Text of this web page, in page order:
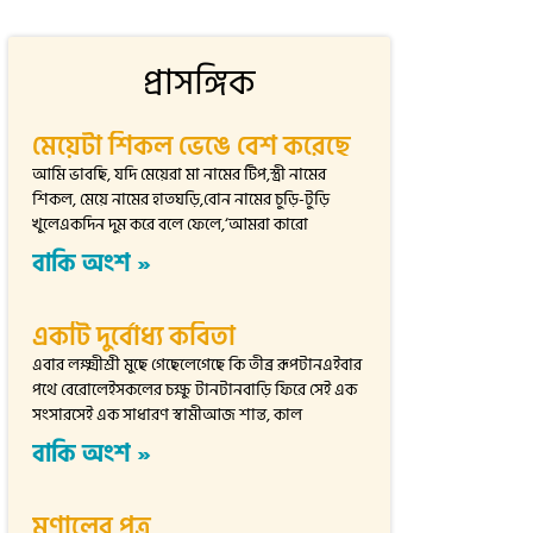
প্রাসঙ্গিক
মেয়েটা শিকল ভেঙে বেশ করেছে
আমি ভাবছি, যদি মেয়েরা মা নামের টিপ,স্ত্রী নামের
শিকল, মেয়ে নামের হাতঘড়ি,বোন নামের চুড়ি-টুড়ি
খুলেএকদিন দুম করে বলে ফেলে,‘আমরা কারো
বাকি অংশ »
একটি দুর্বোধ্য কবিতা
এবার লক্ষ্মীশ্রী মুছে গেছেলেগেছে কি তীব্র রূপটানএইবার
পথে বেরোলেইসকলের চক্ষু টানটানবাড়ি ফিরে সেই এক
সংসারসেই এক সাধারণ স্বামীআজ শান্ত, কাল
বাকি অংশ »